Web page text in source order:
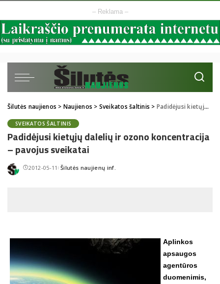
– Reklama –
Šilutės naujienos > Naujienos > Sveikatos šaltinis > Padidėjusi kietųjų dalelių ir ozono koncentracija – pavojus sveikatai
SVEIKATOS ŠALTINIS
Padidėjusi kietųjų dalelių ir ozono koncentracija
– pavojus sveikatai
2012-05-11 Posted
Šilutės naujienų inf.
Aplinkos
apsaugos
agentūros
duomenimis,